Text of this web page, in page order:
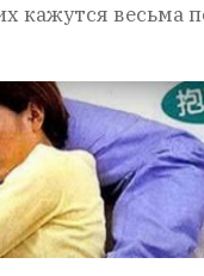
кажутся весьма